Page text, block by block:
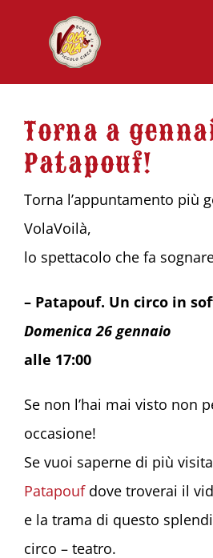
contenuto
Torna a
Patapouf!
Torna l’appuntamento più
VolaVoilà,
lo spettacolo che fa
– Patapouf. Un circo in
Domenica 26 gennaio
alle 17:00
Se non l’hai mai visto non
occasione!
Se vuoi saperne di più
Patapoufdove troverai il
e la trama di questo
circo – teatro.